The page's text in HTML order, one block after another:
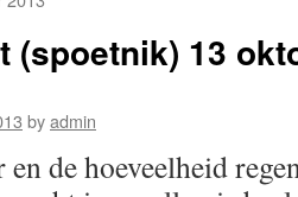
(spoetnik) 13
byadmin
en de hoeveelheid